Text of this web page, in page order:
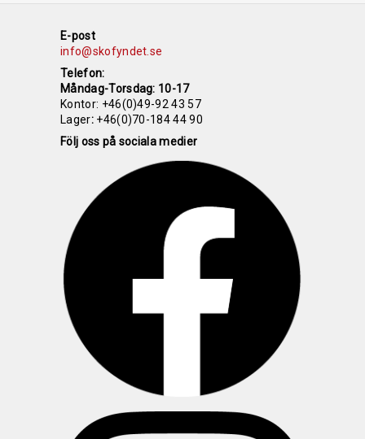
E-post
info@skofyndet.se
Telefon:
Måndag-Torsdag: 10-17
Kontor: +46(0)49-92 43 57
Lager:+46(0)70-184 44 90
Följ oss på sociala medier